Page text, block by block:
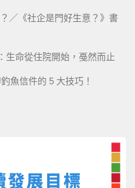
／《社企是門好生意？》書
生命從住院開始，戞然而止
魚信件的 5 大技巧！